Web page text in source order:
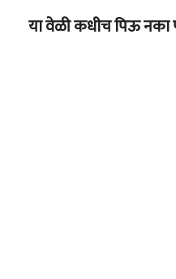
या वेळी कधीच पिऊ नका